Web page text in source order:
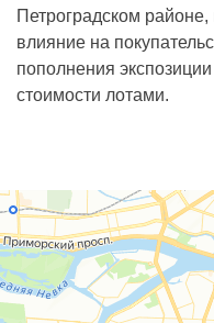
Петроградском
влияние на
пополнения
стоимости лотами.